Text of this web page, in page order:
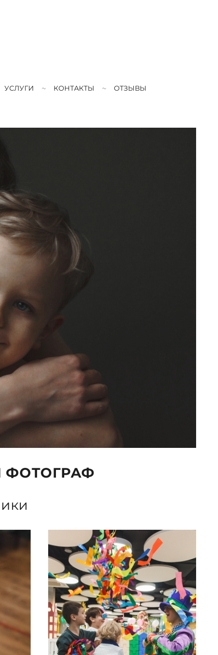
УСЛУГИ КОНТАКТЫ ОТЗЫВЫ
ФОТОГРАФ